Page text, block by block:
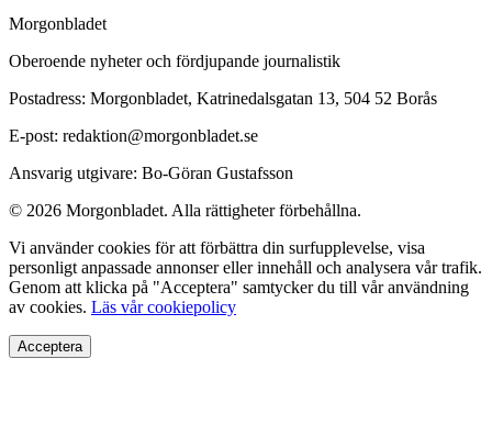
Morgonbladet
Oberoende nyheter och fördjupande journalistik
Postadress: Morgonbladet, Katrinedalsgatan 13, 504 52 Borås
E-post: redaktion@morgonbladet.se
Ansvarig utgivare: Bo-Göran Gustafsson
© 2026 Morgonbladet. Alla rättigheter förbehållna.
Vi använder cookies för att förbättra din surfupplevelse, visa
personligt anpassade annonser eller innehåll och analysera vår trafik.
Genom att klicka på "Acceptera" samtycker du till vår användning
av cookies. Läs vår cookiepolicy
Acceptera